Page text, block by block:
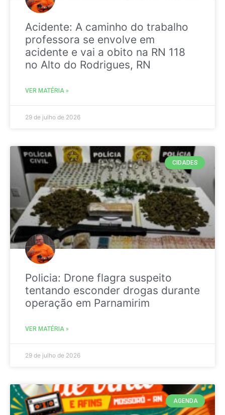
Acidente: A caminho do trabalho
professora se envolve em
acidente e vai a obito na RN 118
no Alto do Rodrigues, RN
VER MATÉRIA »
29 de julho de 2026
CIDADES
Policia: Drone flagra suspeito
tentando esconder drogas durante
operação em Parnamirim
VER MATÉRIA »
29 de julho de 2026
AGENDA